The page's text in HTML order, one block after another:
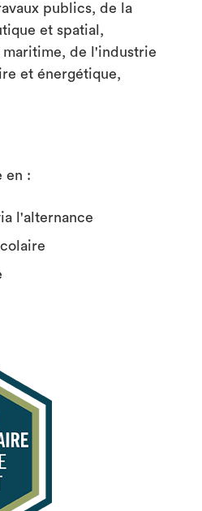
publics, de la
et spatial,
de l'industrie
et énergétique,
en :
l'alternance